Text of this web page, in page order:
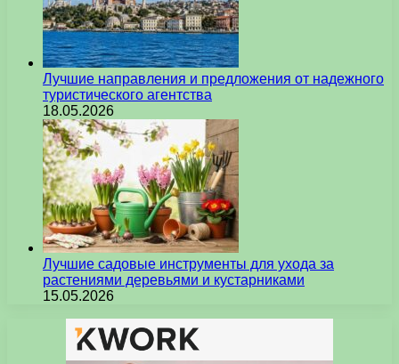
Лучшие направления и предложения от надежного
туристического агентства
18.05.2026
Лучшие садовые инструменты для ухода за
растениями деревьями и кустарниками
15.05.2026